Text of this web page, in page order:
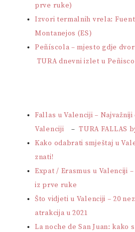
prve ruke)
Izvori termalnih vrela:
Montanejos (ES)
Peñíscola – mjesto gdje
TURA dnevni izlet u
Fallas u Valenciji –
Valenciji
–TURA FALLAS
Kako odabrati smještaj u
znati!
Expat / Erasmus u Valenciji
iz prve ruke
Što vidjeti u Valenciji – 20
atrakcija u 2021
La noche de San Juan: kako